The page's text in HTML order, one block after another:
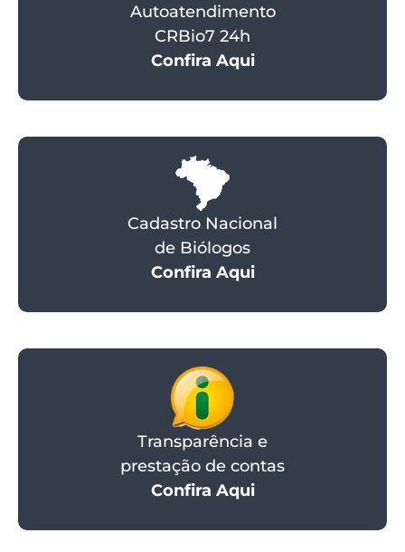
Autoatendimento
CRBio7 24h
Confira Aqui
Cadastro Nacional
de Biólogos
Confira Aqui
Transparência e
prestação de contas
Confira Aqui